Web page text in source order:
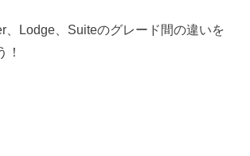
、Lodge、Suiteのグレード間の違いを
！